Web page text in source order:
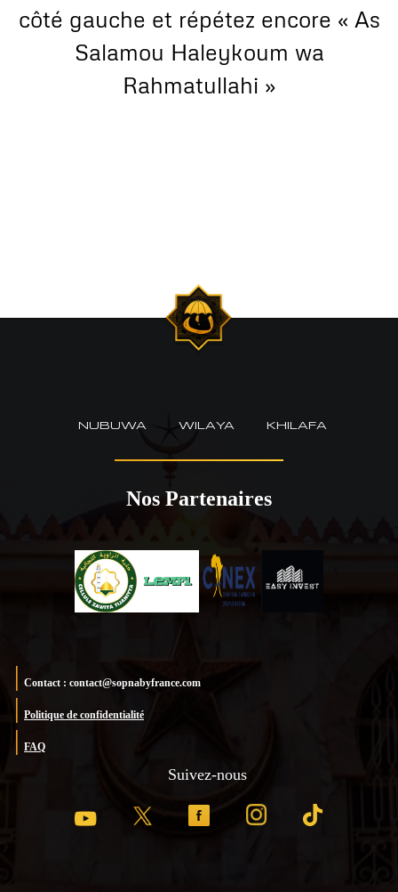
côté gauche et répétez encore « As
Salamou Haleykoum wa
Rahmatullahi »
NUBUWA WILAYA KHILAFA
Nos Partenaires
Contact : contact@sopnabyfrance.com
Politique de confidentialité
FAQ
Suivez-nous